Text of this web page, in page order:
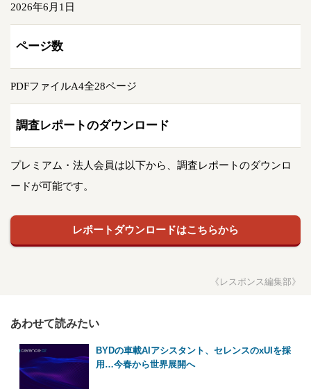
2026年6月1日
ページ数
PDFファイルA4全28ページ
調査レポートのダウンロード
プレミアム・法人会員は以下から、調査レポートのダウンロ
ードが可能です。
レポートダウンロードはこちらから
《レスポンス編集部》
あわせて読みたい
BYDの車載AIアシスタント、セレンスのxUIを採
用…今春から世界展開へ